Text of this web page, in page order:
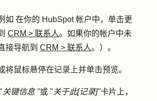
如 在你的 HubSpot 帐户中，单击更
CRM > 联系人。如果你的帐户中未
接导航到 CRM > 联系人。）。
将鼠标悬停在记录 上并单击预览。
关键信息 "或 "关于此[记录]"卡片上，